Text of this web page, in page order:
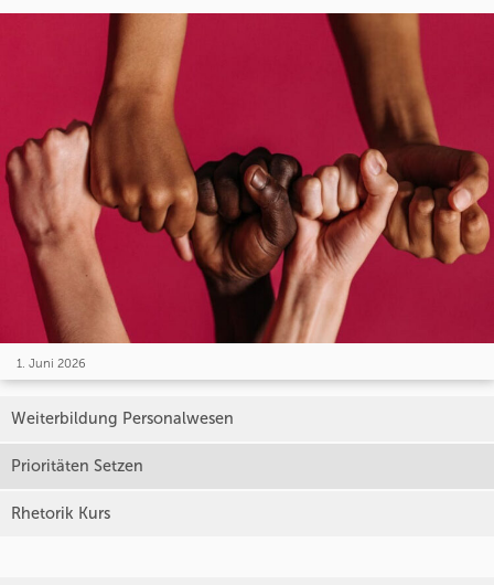
1. Juni 2026
Weiterbildung Personalwesen
Prioritäten Setzen
Rhetorik Kurs